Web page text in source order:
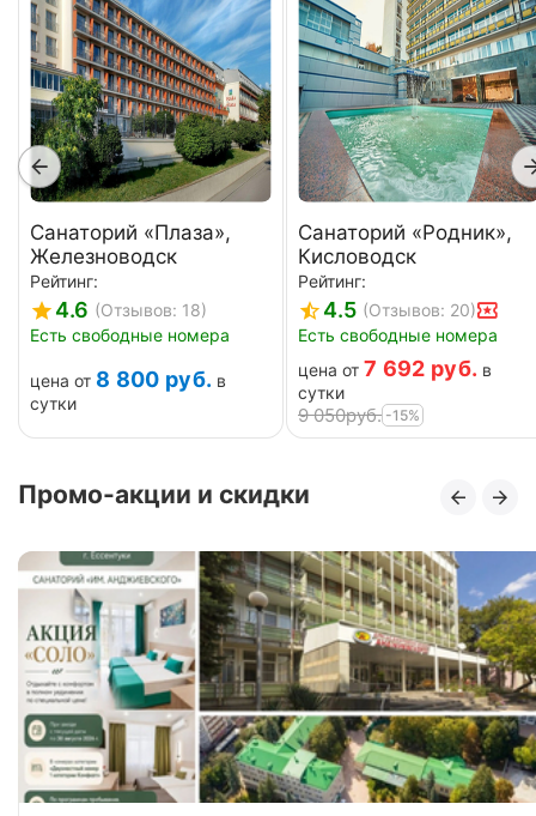
Санаторий «Плаза»,
Железноводск
Рейтинг:
4.6 (Отзывов: 18)
Есть свободные номера
цена от 8 800 руб. в
сутки
Санаторий «Родник»,
Кисловодск
Рейтинг:
4.5 (Отзывов: 20)
Есть свободные номера
цена от 7 692 руб. в
сутки
9 050руб. -15%
Промо-акции и скидки